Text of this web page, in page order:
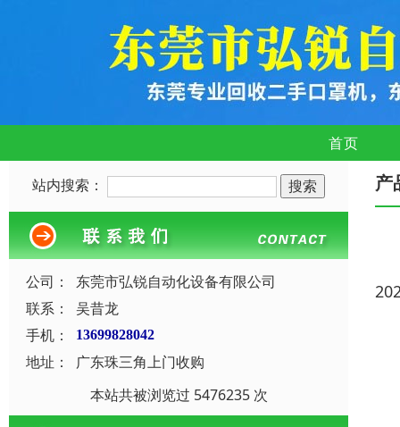
首页
站内搜索：
公司：
东莞市弘锐自动化设备有限公司
联系：
吴昔龙
手机：
13699828042
地址：
广东珠三角上门收购
本站共被浏览过 5476235 次
产